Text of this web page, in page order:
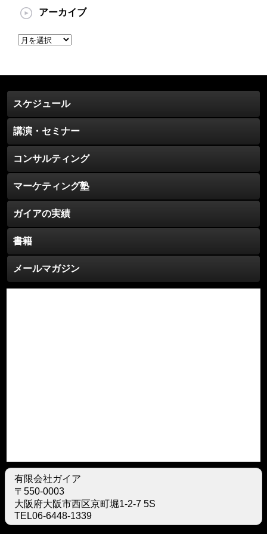
アーカイブ
ア
イ
ブ
スケジュール
講演・セミナー
コンサルティング
マーケティング塾
ガイアの実績
書籍
メールマガジン
有限会社ガイア
〒550-0003
大阪府大阪市西区京町堀1-2-7 5S
TEL06-6448-1339